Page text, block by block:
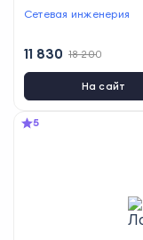
Сетевая инженерия
11 830 18 200
На сайт
5